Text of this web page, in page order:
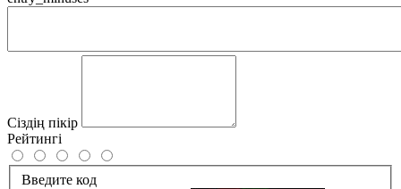
Сіздің пікір
Рейтингі
Введите код